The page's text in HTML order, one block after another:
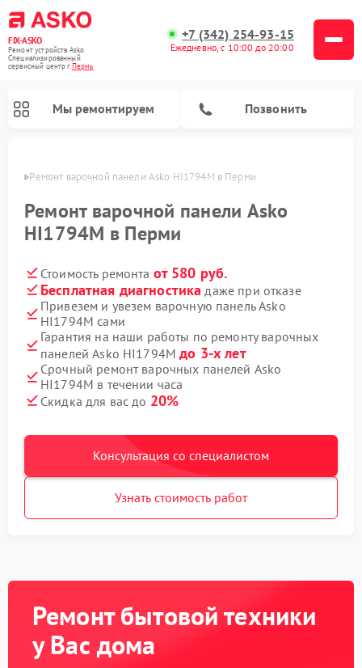
FIX-ASKO
Ремонт устройств Asko
Специализированный
cервисный центр г.Пермь
+7 (342) 254-93-15
Ежедневно, с 10:00 до 20:00
Мы ремонтируем Позвонить
Ремонт варочной панели Asko HI1794M в Перми
Ремонт варочной панели Asko
HI1794M в Перми
Стоимость ремонта от 580 руб.
Бесплатная диагностика даже при отказе
Привезем и увезем варочную панель Asko
HI1794M сами
Гарантия на наши работы по ремонту варочных
панелей Asko HI1794Mдо 3-х лет
Срочный ремонт варочных панелей Asko
HI1794M в течении часа
Скидка для вас до 20%
Консультация со специалистом
Узнать стоимость работ
Ремонт бытовой техники
у Вас дома